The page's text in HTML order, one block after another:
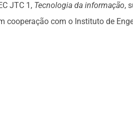
JTC 1, Tecnologia da informação,
cooperação com o Instituto de